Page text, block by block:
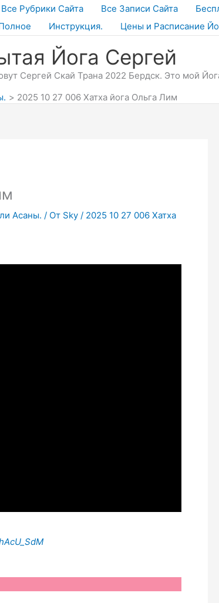
Все Рубрики Сайта Все Записи Сайта
Инструкция. Цены и Расписание
Йога Сергей
Сергей Скай Трана 2022 Бердск. Это мой
2025 10 27 006 Хатха йога Ольга Лим
Асаны. / От Sky / 2025 10 27 006 Хатха